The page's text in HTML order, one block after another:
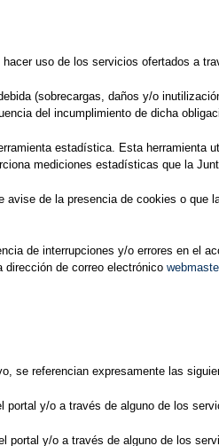
uso de los servicios ofertados a
(sobrecargas, daños y/o
del incumplimiento de dicha
estadística. Esta herramienta
mediciones estadísticas que la
avise de la presencia de cookies o
de interrupciones y/o errores en el
dirección de correo electrónico
se referencian expresamente las
portal y/o a través de alguno de los
portal y/o a través de alguno de los